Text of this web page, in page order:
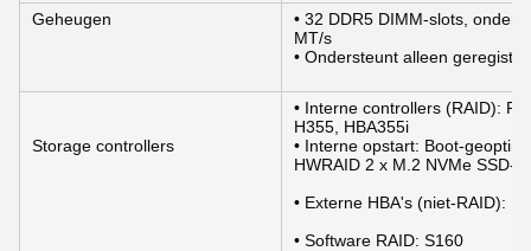
Geheugen
• 32 DDR5 DIMM-slots,
MT/s
• Ondersteunt alleen
Storage controllers
• Interne controllers (RAID):
H355, HBA355i
• Interne opstart: Boot-
HWRAID 2 x M.2 NVMe SSD-
• Externe HBA's (niet-RAID):
• Software RAID: S160